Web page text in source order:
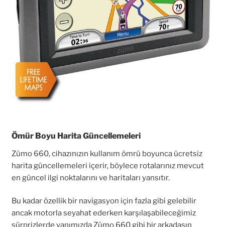
Ömür Boyu Harita Güncellemeleri
Zümo 660, cihazınızın kullanım ömrü boyunca ücretsiz
harita güncellemeleri içerir, böylece rotalarınız mevcut
en güncel ilgi noktalarını ve haritaları yansıtır.
Bu kadar özellik bir navigasyon için fazla gibi gelebilir
ancak motorla seyahat ederken karşılaşabileceğimiz
sürprizlerde yanımızda Zümo 660 gibi bir arkadaşın